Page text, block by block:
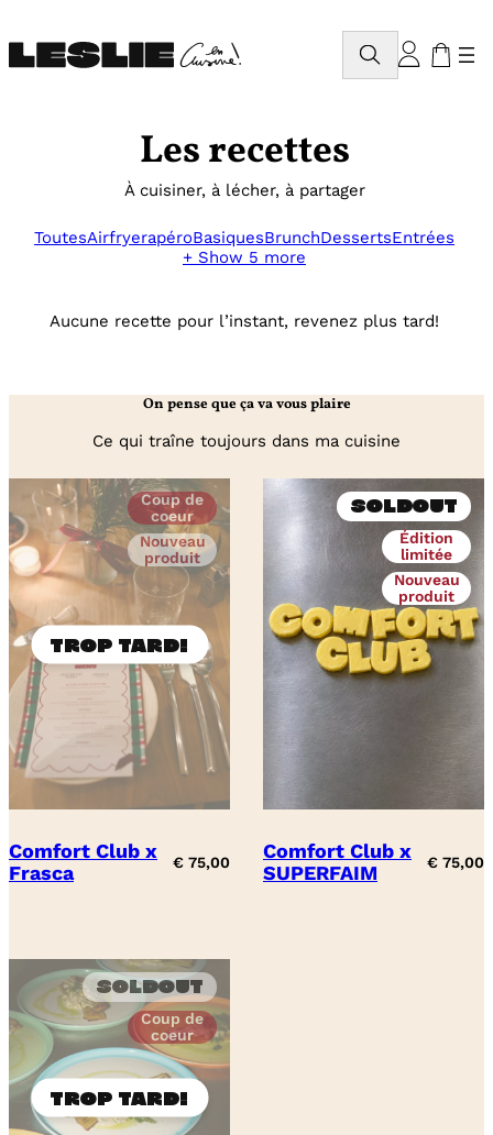
au
contenu
Rechercher
Les recettes
À cuisiner, à lécher, à partager
ToutesAirfryerapéroBasiquesBrunchDessertsEntrées
+ Show 5 more
Aucune recette pour l’instant, revenez plus tard!
On pense que ça va vous plaire
Ce qui traîne toujours dans ma cuisine
Coup de
coeur
Nouveau
produit
Comfort Club x
Frasca
€ 75,00
Soldout
Édition
limitée
Nouveau
produit
Comfort Club x
SUPERFAIM
€ 75,00
Soldout
Coup de
coeur